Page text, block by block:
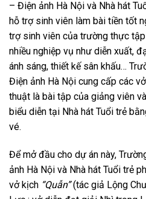
– Điện ảnh Hà Nội và Nhà hát
hỗ trợ sinh viên làm bài tiền tốt
trợ sinh viên của trường thực
nhiều nghiệp vụ như diễn xuất,
ánh sáng, thiết kế sân khấu…
Điện ảnh Hà Nội cung cấp các
thuật là bài tập của giảng viên
biểu diễn tại Nhà hát Tuổi trẻ
vé.
Để mở đầu cho dự án này,
ảnh Hà Nội và Nhà hát Tuổi trẻ
vở kịch “Quẫn”(tác giả Lộng